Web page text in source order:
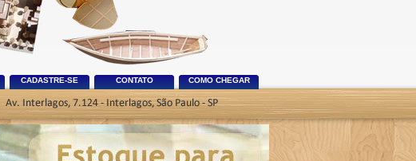
CADASTRE-SE CONTATO COMO CHEGAR